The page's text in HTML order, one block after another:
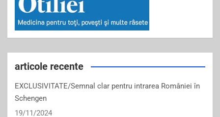
articole recente
EXCLUSIVITATE/Semnal clar pentru intrarea României în
Schengen
19/11/2024